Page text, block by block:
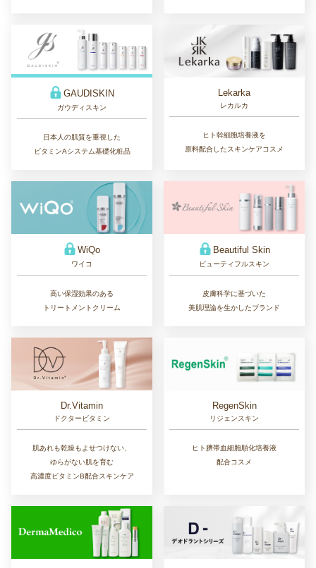
GAUDISKIN
ガウディスキン
日本人の肌質を重視した
ビタミンAシステム基礎化粧品
Lekarka
レカルカ
ヒト幹細胞培養液を
原料配合したスキンケアコスメ
WiQo
ワイコ
高い保湿効果のある
トリートメントクリーム
Beautiful Skin
ビューティフルスキン
皮膚科学に基づいた
美肌理論を生かしたブランド
Dr.Vitamin
ドクタービタミン
肌あれも乾燥もよせつけない、
ゆらがない肌を育む
高濃度ビタミンB配合スキンケア
RegenSkin
リジェンスキン
ヒト臍帯血細胞順化培養液
配合コスメ